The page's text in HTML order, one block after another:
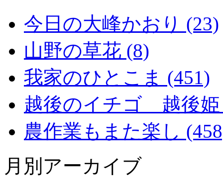
今日の大峰かおり (23)
山野の草花 (8)
我家のひとこま (451)
越後のイチゴ 越後姫
農作業もまた楽し
月別アーカイブ